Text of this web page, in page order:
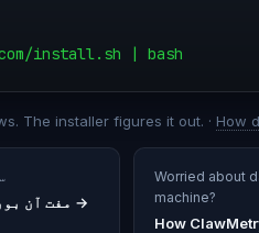
install.sh | bash
The installer figures it out. · How
مفت آن →
Worried about
machine?
How